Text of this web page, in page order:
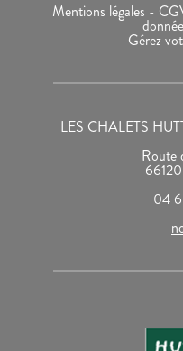
Mentions légales -
Gérez
LES CHALETS
Route
04